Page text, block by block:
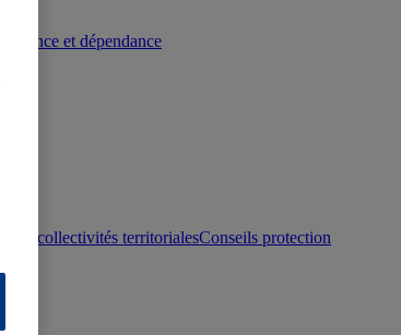
et dépendance
collectivités territorialesConseils protection